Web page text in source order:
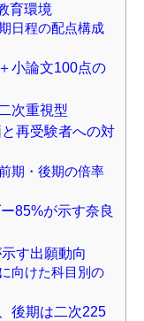
育環境
日程の配点構成
小論文100点の
次重視型
再受験者への対
期・後期の倍率
85%が示す奈良
す出願動向
向けた科目別の
後期は二次225